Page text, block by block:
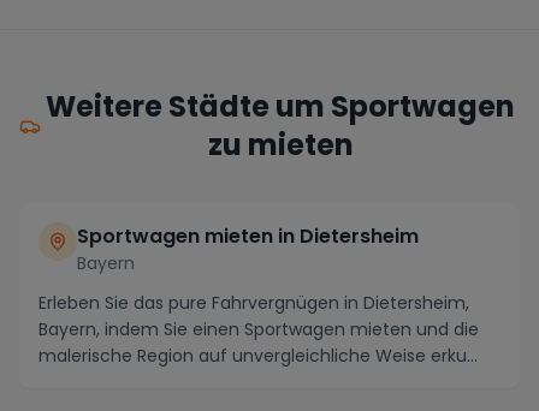
Weitere Städte um Sportwagen
zu mieten
Sportwagen mieten in Dietersheim
Bayern
Erleben Sie das pure Fahrvergnügen in Dietersheim,
Bayern, indem Sie einen Sportwagen mieten und die
malerische Region auf unvergleichliche Weise erku...